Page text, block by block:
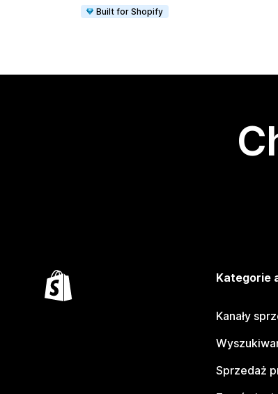
Built for Shopify
Kategorie
Kanały
Sprzedaż